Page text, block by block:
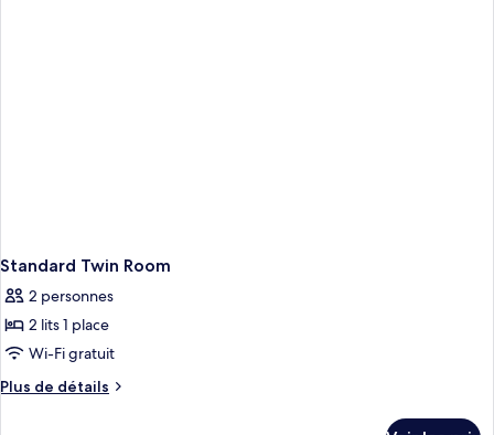
Standard Twin Room
2 personnes
2 lits 1 place
Wi-Fi gratuit
Plus de détails
Plus